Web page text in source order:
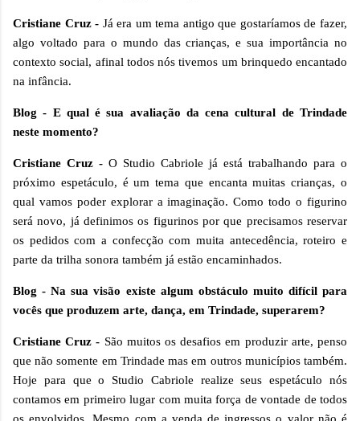
Cristiane Cruz - Já era um tema antigo que gostaríamos de fazer,
algo voltado para o mundo das crianças, e sua importância no
contexto social, afinal todos nós tivemos um brinquedo encantado
na infância.
Blog - E qual é sua avaliação da cena cultural de Trindade
neste momento?
Cristiane Cruz - O Studio Cabriole já está trabalhando para o
próximo espetáculo, é um tema que encanta muitas crianças, o
qual vamos poder explorar a imaginação. Como todo o figurino
será novo, já definimos os figurinos por que precisamos reservar
os pedidos com a confecção com muita antecedência, roteiro e
parte da trilha sonora também já estão encaminhados.
Blog - Na sua visão existe algum obstáculo muito difícil para
vocês que produzem arte, dança, em Trindade, superarem?
Cristiane Cruz - São muitos os desafios em produzir arte, penso
que não somente em Trindade mas em outros municípios também.
Hoje para que o Studio Cabriole realize seus espetáculo nós
contamos em primeiro lugar com muita força de vontade de todos